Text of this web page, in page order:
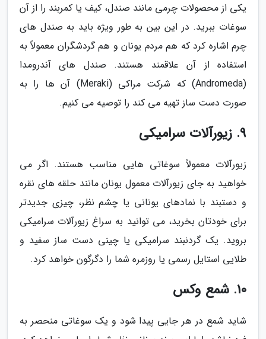
یکی از محصولات چرمی مانند صندل، کیف یا کمربند را از آن
سوغات ببرید. در این بین به طور ویژه باید به صندل های
چرم اشاره کرد که هم مردم یونان و هم گردشگران معمولاً به
استفاده از آن علاقمند هستند. صندل های آندرومدا
(Andromeda) که شرکت مراکی (Meraki) آن ها را به
صورت دست ساز تهیه می کند را توصیه می کنیم.
9. زیورآلات سرامیکی
زیورآلات معمولاً سوغاتی هایی مناسب هستند. اگر می
خواهید به جای زیورآلات معمول یونان مانند حلقه های نقره
و دستبند با نمادهای یونانی یا چشم نظر، چیزی جدیدتر
برای خودتان بخرید، می توانید به سراغ زیورآلات سرامیکی
بروید. یک گردنبند سرامیکی یا چینی دست ساز سفید و
طلایی استایل رسمی یا روزمره شما را دگرگون خواهد کرد.
10. شمع وکس
شاید شمع در هر جایی پیدا شود و یک سوغاتی منحصر به